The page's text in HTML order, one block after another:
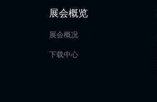
展会概览
展会概况
下载中心